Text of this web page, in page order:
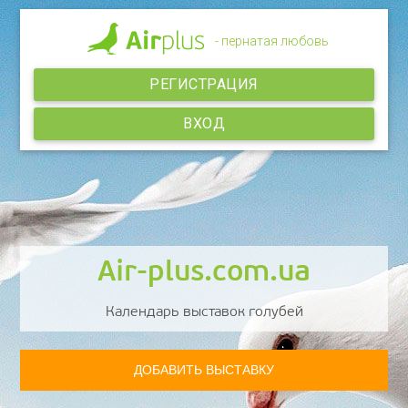
- пернатая любовь
ВХОД
РЕГИСТРАЦИЯ
Air-plus.com.ua
Календарь выставок голубей
ДОБАВИТЬ ВЫСТАВКУ